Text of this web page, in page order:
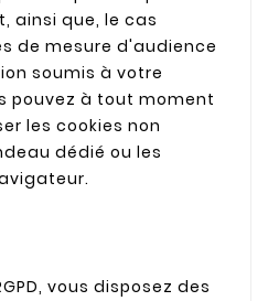
ainsi que, le cas
de mesure d'audience
soumis à votre
pouvez à tout moment
les cookies non
dédié ou les
vous disposez des